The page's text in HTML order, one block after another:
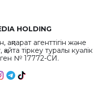
HOLDING
агенттігін және
тіркеу туралы куәлік
№ 17772-СИ.